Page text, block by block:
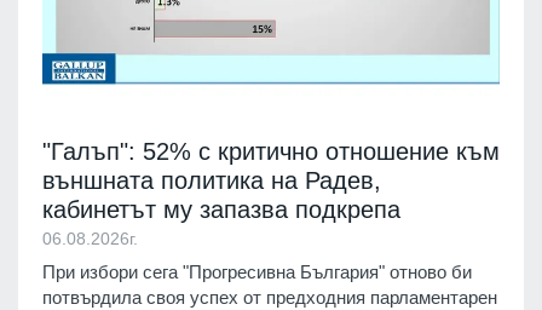
"Галъп": 52% с критично отношение към
външната политика на Радев,
кабинетът му запазва подкрепа
06.08.2026г.
При избори сега "Прогресивна България" отново би
потвърдила своя успех от предходния парламентарен